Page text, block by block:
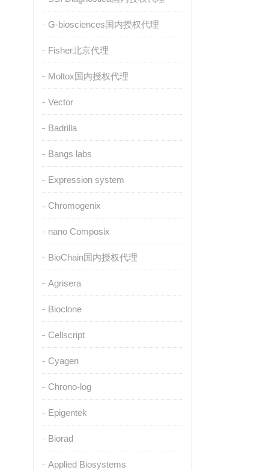
G-biosciences国内授权代理
Fisher北京代理
Moltox国内授权代理
Vector
Badrilla
Bangs labs
Expression system
Chromogenix
nano Composix
BioChain国内授权代理
Agrisera
Bioclone
Cellscript
Cyagen
Chrono-log
Epigentek
Biorad
Applied Biosystems